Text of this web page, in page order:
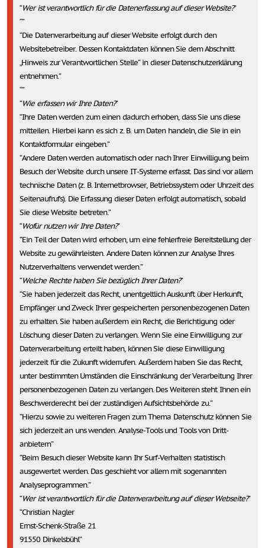
Wer ist verantwortlich für die Datenerfassung auf dieser Website?
Die Datenverarbeitung auf dieser Website erfolgt durch den
Websitebetreiber. Dessen Kontaktdaten können Sie dem Abschnitt
„Hinweis zur Verantwortlichen Stelle“ in dieser Datenschutzerklärung
entnehmen.
Wie erfassen wir Ihre Daten?
Ihre Daten werden zum einen dadurch erhoben, dass Sie uns diese
mitteilen. Hierbei kann es sich z. B. um Daten handeln, die Sie in ein
Kontaktformular eingeben.
Andere Daten werden automatisch oder nach Ihrer Einwilligung beim
Besuch der Website durch unsere IT-Systeme erfasst. Das sind vor allem
technische Daten (z. B. Internetbrowser, Betriebssystem oder Uhrzeit des
Seitenaufrufs). Die Erfassung dieser Daten erfolgt automatisch, sobald
Sie diese Website betreten.
Wofür nutzen wir Ihre Daten?
Ein Teil der Daten wird erhoben, um eine fehlerfreie Bereitstellung der
Website zu gewährleisten. Andere Daten können zur Analyse Ihres
Nutzerverhaltens verwendet werden.
Welche Rechte haben Sie bezüglich Ihrer Daten?
Sie haben jederzeit das Recht, unentgeltlich Auskunft über Herkunft,
Empfänger und Zweck Ihrer gespeicherten personenbezogenen Daten
zu erhalten. Sie haben außerdem ein Recht, die Berichtigung oder
Löschung dieser Daten zu verlangen. Wenn Sie eine Einwilligung zur
Datenverarbeitung erteilt haben, können Sie diese Einwilligung
jederzeit für die Zukunft widerrufen. Außerdem haben Sie das Recht,
unter bestimmten Umständen die Einschränkung der Verarbeitung Ihrer
personenbezogenen Daten zu verlangen. Des Weiteren steht Ihnen ein
Beschwerderecht bei der zuständigen Aufsichtsbehörde zu.
Hierzu sowie zu weiteren Fragen zum Thema Datenschutz können Sie
sich jederzeit an uns wenden. Analyse-Tools und Tools von Dritt­
anbietern
Beim Besuch dieser Website kann Ihr Surf-Verhalten statistisch
ausgewertet werden. Das geschieht vor allem mit sogenannten
Analyseprogrammen.
Wer ist verantwortlich für die Datenverarbeitung auf dieser Webseite?
Christian Nagler
Ernst-Schenk-Straße 21
91550 Dinkelsbühl